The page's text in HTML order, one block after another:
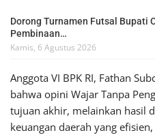
Dorong Turnamen Futsal Bupati
Pembinaan…
Kamis, 6 Agustus 2026
Anggota VI BPK RI, Fathan
bahwa opini Wajar Tanpa
tujuan akhir, melainkan hasil
keuangan daerah yang